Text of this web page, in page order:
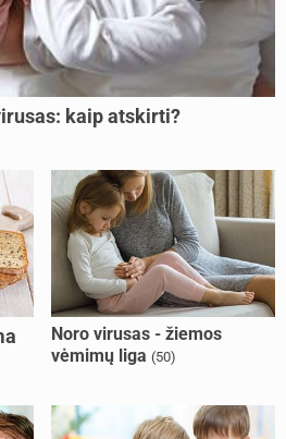
kaip atskirti?
Noro virusas - žiemos
vėmimų liga (50)